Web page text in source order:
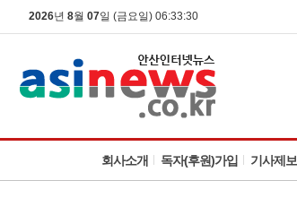
2026년 8월 07일 (금요일) 06:33:30
회사소개 독자(후원)가입 기사제보